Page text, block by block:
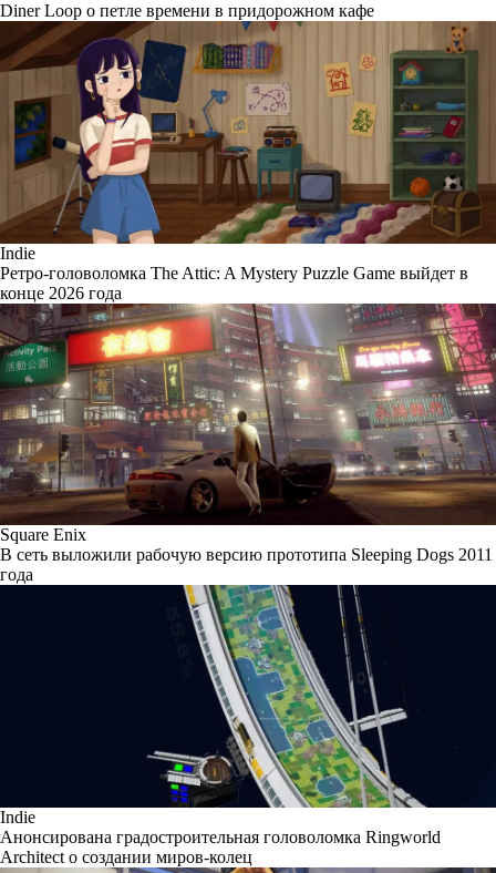
Diner Loop о петле времени в придорожном кафе
Indie
Ретро-головоломка The Attic: A Mystery Puzzle Game выйдет в
конце 2026 года
Square Enix
В сеть выложили рабочую версию прототипа Sleeping Dogs 2011
года
Indie
Анонсирована градостроительная головоломка Ringworld
Architect о создании миров-колец